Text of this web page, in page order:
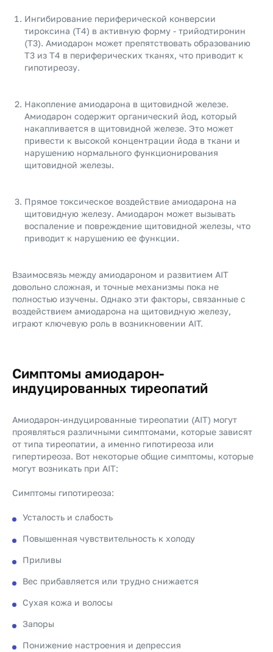
Ингибирование периферической конверсии
тироксина (T4) в активную форму - трийодтиронин
(T3). Амиодарон может препятствовать образованию
T3 из T4 в периферических тканях, что приводит к
гипотиреозу.
Накопление амиодарона в щитовидной железе.
Амиодарон содержит органический йод, который
накапливается в щитовидной железе. Это может
привести к высокой концентрации йода в ткани и
нарушению нормального функционирования
щитовидной железы.
Прямое токсическое воздействие амиодарона на
щитовидную железу. Амиодарон может вызывать
воспаление и повреждение щитовидной железы, что
приводит к нарушению ее функции.
Взаимосвязь между амиодароном и развитием AIT
довольно сложная, и точные механизмы пока не
полностью изучены. Однако эти факторы, связанные с
воздействием амиодарона на щитовидную железу,
играют ключевую роль в возникновении AIT.
Симптомы амиодарон-
индуцированных тиреопатий
Амиодарон-индуцированные тиреопатии (AIT) могут
проявляться различными симптомами, которые зависят
от типа тиреопатии, а именно гипотиреоза или
гипертиреоза. Вот некоторые общие симптомы, которые
могут возникать при AIT:
Симптомы гипотиреоза:
Усталость и слабость
Повышенная чувствительность к холоду
Приливы
Вес прибавляется или трудно снижается
Сухая кожа и волосы
Запоры
Понижение настроения и депрессия